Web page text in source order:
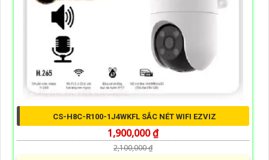
CS-H8C-R100-1J4WKFL SẮC NÉT WIFI EZVIZ
1,900,000 ₫
2,100,000 ₫